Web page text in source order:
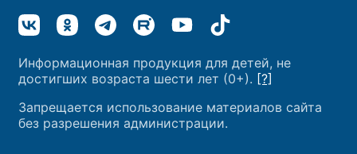
Информационная продукция для детей, не
достигших возраста шести лет (0+). [?]
Запрещается использование материалов сайта
без разрешения администрации.